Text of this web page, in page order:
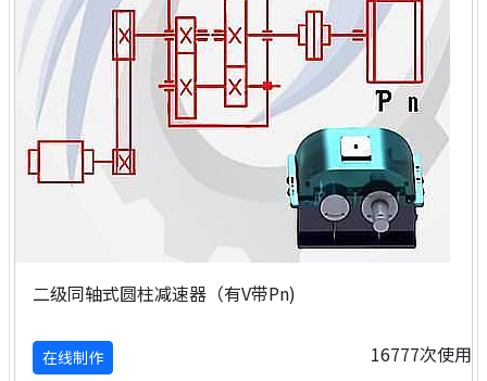
二级同轴式圆柱减速器（有V带Pn)
在线制作 16777次使用